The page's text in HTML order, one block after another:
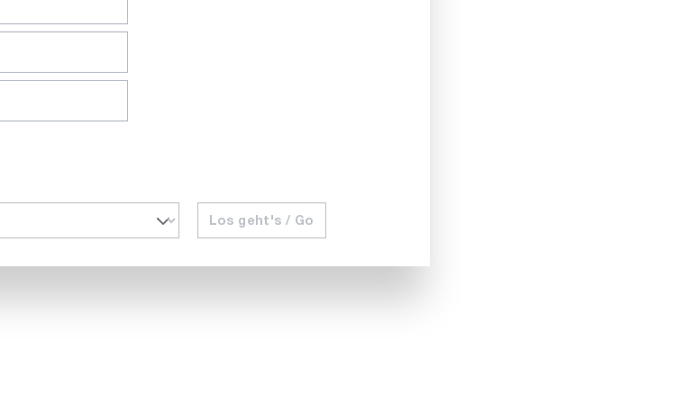
HD-Wärmebildkamera hochauflösende Bilder auf und verwenden Sie die FLIR Vision
werden. Der Messbereich beträgt bis zu 2000 °C, in dem Sie Ihre elektrischen und
Userinterface und eine fortschrittliche Software, welche Ihre Arbeit erleichtern. Sie können den
72501-0106 | T1020 HD-
Los geht's / Go